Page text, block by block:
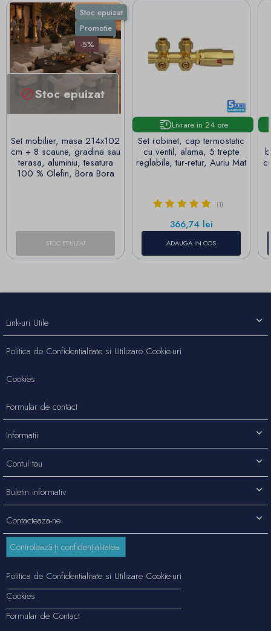
Stoc epuizat
Promotie
-5%
Stoc epuizat
Set mobilier, masa 214x102
cm + 8 scaune, gradina sau
terasa, aluminiu, tesatura
100 % Olefin, Bora Bora
STOC EPUIZAT
Livrare in 24 ore
Set robinet, cap termostatic
cu ventil, alama, 5 trepte
reglabile, tur-retur, Auriu Mat
(1)
Pret
366,74 lei
ADAUGA IN COS
Contacteaza-ne
Link-uri Utile
Politica de Confidentialitate si Utilizare Cookie-uri
Cookies
Formular de contact
Informatii
Contul tau
Buletin informativ
Controlează-ți confidențialitatea
Politica de Confidentialitate si Utilizare Cookie-uri
Cookies
Formular de Contact